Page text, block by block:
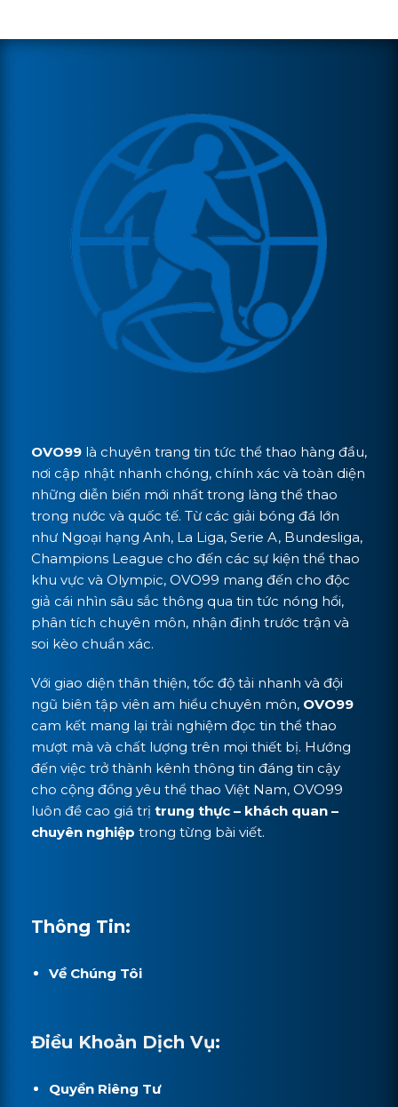
OVO99 là chuyên trang tin tức thể thao hàng đầu,
nơi cập nhật nhanh chóng, chính xác và toàn diện
những diễn biến mới nhất trong làng thể thao
trong nước và quốc tế. Từ các giải bóng đá lớn
như Ngoại hạng Anh, La Liga, Serie A, Bundesliga,
Champions League cho đến các sự kiện thể thao
khu vực và Olympic, OVO99 mang đến cho độc
giả cái nhìn sâu sắc thông qua tin tức nóng hổi,
phân tích chuyên môn, nhận định trước trận và
soi kèo chuẩn xác.
Với giao diện thân thiện, tốc độ tải nhanh và đội
ngũ biên tập viên am hiểu chuyên môn, OVO99
cam kết mang lại trải nghiệm đọc tin thể thao
mượt mà và chất lượng trên mọi thiết bị. Hướng
đến việc trở thành kênh thông tin đáng tin cậy
cho cộng đồng yêu thể thao Việt Nam, OVO99
luôn đề cao giá trị trung thực – khách quan –
chuyên nghiệp trong từng bài viết.
Thông Tin:
Về Chúng Tôi
Điều Khoản Dịch Vụ:
Quyền Riêng Tư